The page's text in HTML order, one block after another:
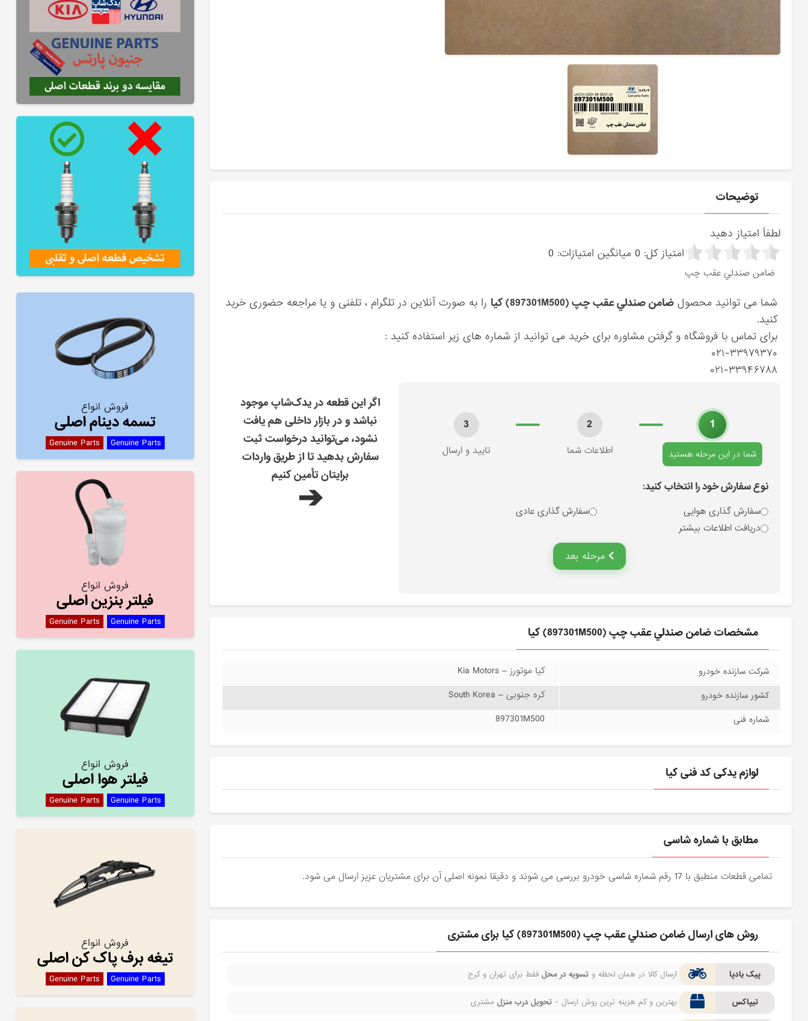
توضیحات
لطفاً امتیاز دهید
امتیاز کل: 0 میانگین امتیازات: 0
ضامن صندلي عقب چپ
شما می توانید محصولضامن صندلي عقب چپ (897301M500) کیا
را به صورت آنلاین در تلگرام ، تلفنی و یا مراجعه حضوری خرید
کنید.
برای تماس با فروشگاه و گرفتن مشاوره برای خرید می توانید از شماره های زیر استفاده کنید :
۰۲۱-۳۳۹۷۹۳۷۰
۰۲۱-۳۳۹۴۶۷۸۸
اگر این قطعه در یدک‌شاپ موجود
نباشد و در بازار داخلی هم یافت
نشود، می‌توانید درخواست ثبت
سفارش بدهید تا از طریق واردات
برایتان تأمین کنیم
➔
1
انتخاب نوع سفارش
شما در این مرحله هستید
2
اطلاعات شما
3
تایید و ارسال
نوع سفارش خود را انتخاب کنید:
سفارش گذاری هوایی
سفارش گذاری عادی
دریافت اطلاعات بیشتر
مرحله بعد
مشخصات ضامن صندلي عقب چپ (897301M500) کیا
شرکت سازنده خودرو کیا موتورز – Kia Motors
کشور سازنده خودرو کره جنوبی – South Korea
شماره فنی 897301M500
لوازم یدکی کد فنی کیا
مطابق با شماره شاسی
تمامی قطعات منطبق با 17 رقم شماره شاسی خودرو بررسی می شوند و دقیقا نمونه اصلی آن برای مشتریان عزیز ارسال می شود.
روش های ارسال ضامن صندلي عقب چپ (897301M500) کیا برای مشتری
پیک بادپا ارسال کالا در همان لحظه وتسویه در محل فقط برای تهران و کرج
تیپاکس بهترین و کم هزینه ترین روش ارسال -تحویل درب منزل مشتری
فروش انواع
تسمه دینام اصلی
Genuine Parts Genuine Parts
فروش انواع
فیلتر بنزین اصلی
Genuine Parts Genuine Parts
فروش انواع
فیلتر هوا اصلی
Genuine Parts Genuine Parts
فروش انواع
تیغه برف پاک کن اصلی
Genuine Parts Genuine Parts